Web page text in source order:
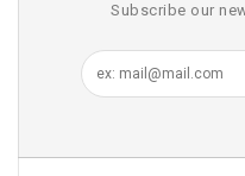
Subscribe our